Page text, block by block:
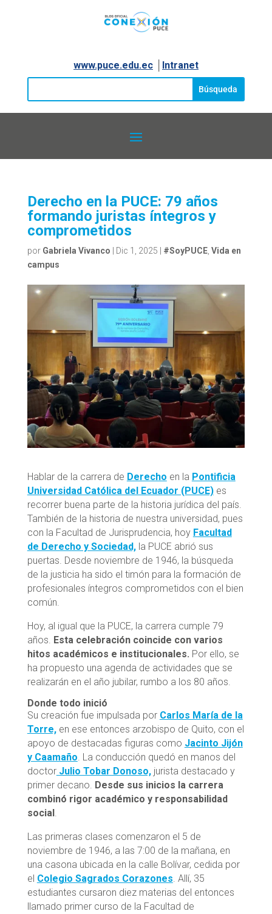
www.puce.edu.ec│ Intranet
Derecho en la PUCE: 79 años
formando juristas íntegros y
comprometidos
por Gabriela Vivanco Dic 1, 2025 #SoyPUCE, Vida en
campus
Hablar de la carrera de Derecho en la Pontificia
Universidad Católica del Ecuador (PUCE)es
recorrer buena parte de la historia jurídica del país.
También de la historia de nuestra universidad, pues
con la Facultad de Jurisprudencia, hoy Facultad
de Derecho y Sociedad,la PUCE abrió sus
puertas. Desde noviembre de 1946, la búsqueda
de la justicia ha sido el timón para la formación de
profesionales íntegros comprometidos con el bien
común.
Hoy, al igual que la PUCE, la carrera cumple 79
años. Esta celebración coincide con varios
hitos académicos e institucionales. Por ello, se
ha propuesto una agenda de actividades que se
realizarán en el año jubilar, rumbo a los 80 años.
Donde todo inició
Su creación fue impulsada por Carlos María de la
Torre,en ese entonces arzobispo de Quito, con el
apoyo de destacadas figuras como Jacinto Jijón
y Caamaño. La conducción quedó en manos del
doctorJulio Tobar Donoso,jurista destacado y
primer decano. Desde sus inicios la carrera
combinó rigor académico y responsabilidad
social .
Las primeras clases comenzaron el 5 de
noviembre de 1946, a las 7:00 de la mañana, en
una casona ubicada en la calle Bolívar, cedida por
el Colegio Sagrados Corazones. Allí, 35
estudiantes cursaron diez materias del entonces
llamado primer curso de la Facultad de